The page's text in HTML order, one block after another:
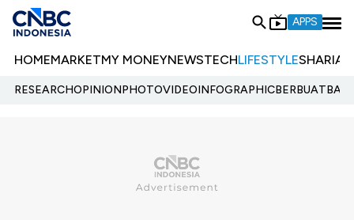
APPS
HOMEMARKETMY MONEYNEWSTECHLIFESTYLESHARIA
RESEARCHOPINIONPHOTOVIDEOINFOGRAPHIC